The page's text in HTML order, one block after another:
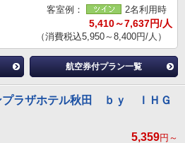
客室例：
2名利用時
5,410～7,637円/人
（消費税込5,950～8,400円/人）
航空券付プラン一覧
プラザホテル秋田 ｂｙ ＩＨＧ
5,359円～